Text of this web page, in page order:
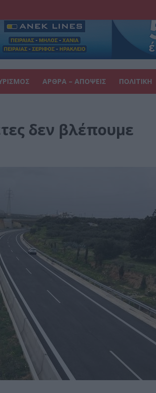
ΑΡΘΡΑ – ΑΠΟΨΕΙΣ ΠΟΛΙΤΙΚΗ
δεν βλέπουμε